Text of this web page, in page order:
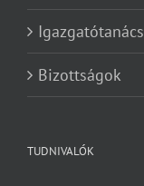
Igazgatótanács
Bizottságok
TUDNIVALÓK